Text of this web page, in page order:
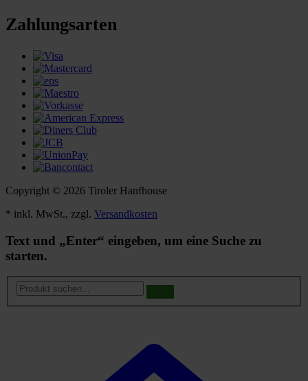
Zahlungsarten
Copyright © 2026 Tiroler Hanfhouse
* inkl. MwSt., zzgl. Versandkosten
Text und „Enter“ eingeben, um eine Suche zu
starten.
Produkt
suchen...